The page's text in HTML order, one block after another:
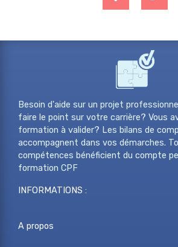
Besoin d'aide sur un projet
faire le point sur votre carrière? Vous
formation à valider? Les bilans de
accompagnent dans vos démarches.
compétences bénéficient du compte
formation CPF
INFORMATIONS :
A propos